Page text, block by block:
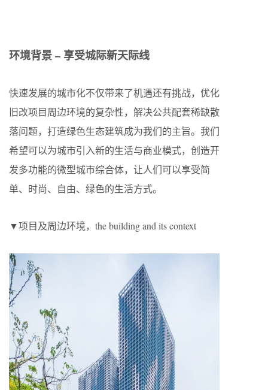
环境背景 – 享受城际新天际线
快速发展的城市化不仅带来了机遇还有挑战，优化
旧改项目周边环境的复杂性，解决公共配套稀缺散
落问题，打造绿色生态建筑成为我们的主旨。我们
希望可以为城市引入新的生活与商业模式，创造开
发多功能的微型城市综合体，让人们可以享受简
单、时尚、自由、绿色的生活方式。
▼项目及周边环境，the building and its context